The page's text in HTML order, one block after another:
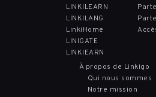
LINKILEARN
LINKILANG
LinkiHome
LINIGATE
LINKIEARN
À propos de Linkigo
Qui nous sommes
Notre mission